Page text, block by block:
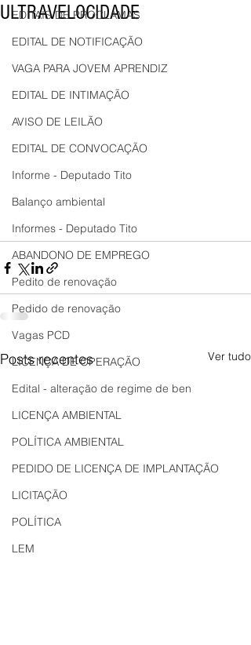
EDITAIS DE PROCLAMAS
EDITAL DE NOTIFICAÇÃO
VAGA PARA JOVEM APRENDIZ
EDITAL DE INTIMAÇÃO
AVISO DE LEILÃO
EDITAL DE CONVOCAÇÃO
Informe - Deputado Tito
Balanço ambiental
Informes - Deputado Tito
ABANDONO DE EMPREGO
Pedito de renovação
Pedido de renovação
Vagas PCD
LICENÇA DE OPERAÇÃO
Edital - alteração de regime de ben
LICENÇA AMBIENTAL
POLÍTICA AMBIENTAL
PEDIDO DE LICENÇA DE IMPLANTAÇÃO
LICITAÇÃO
POLÍTICA
LEM
ULTRAVELOCIDADE
Posts recentes Ver tudo